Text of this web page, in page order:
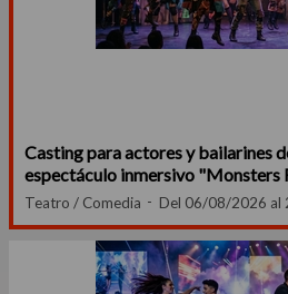
Casting para actores y bailarines
espectáculo inmersivo "Monsters
Sustos"
Teatro / Comedia Del 06/08/2026 al